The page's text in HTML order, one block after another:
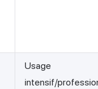
Usage
intensif/